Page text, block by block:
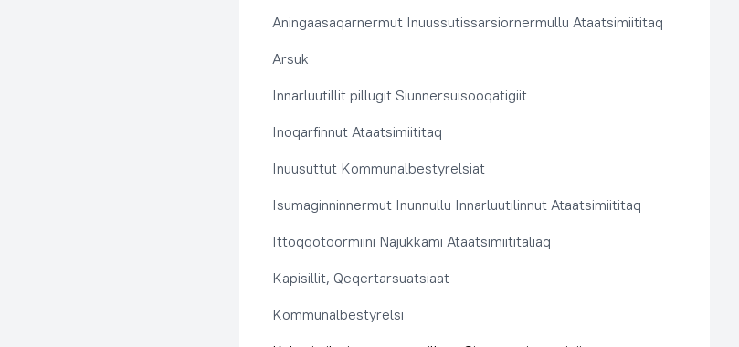
Aningaasaqarnermut Inuussutissarsiornermullu Ataatsimiititaq
Arsuk
Innarluutillit pillugit Siunnersuisooqatigiit
Inoqarfinnut Ataatsimiititaq
Inuusuttut Kommunalbestyrelsiat
Isumaginninnermut Inunnullu Innarluutilinnut Ataatsimiititaq
Ittoqqotoormiini Najukkami Ataatsimiititaliaq
Kapisillit, Qeqertarsuatsiaat
Kommunalbestyrelsi